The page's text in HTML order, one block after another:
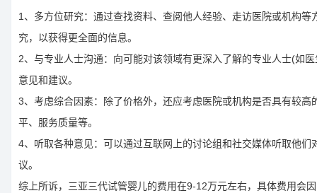
1、多方位研究：通过查找资料、查阅他人经验、走访医院或机构等
究，以获得更全面的信息。
2、与专业人士沟通：向可能对该领域有更深入了解的专业人士(如
意见和建议。
3、考虑综合因素：除了价格外，还应考虑医院或机构是否具有较高
平、服务质量等。
4、听取各种意见：可以通过互联网上的讨论组和社交媒体听取他们
议。
综上所诉，三亚三代试管婴儿的费用在9-12万元左右，具体费用会